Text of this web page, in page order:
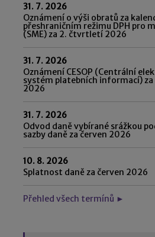
31. 7. 2026
Oznámení o výši obratů za
přeshraničním režimu DPH pro
(SME) za 2. čtvrtletí 2026
31. 7. 2026
Oznámení CESOP (Centrální
systém platebních informací)
2026
31. 7. 2026
Odvod daně vybírané srážkou
sazby daně za červen 2026
10. 8. 2026
Splatnost daně za červen 2026
Přehled všech termínů ►